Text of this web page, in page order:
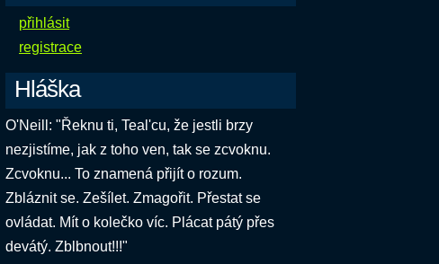
přihlásit
registrace
Hláška
O'Neill: "Řeknu ti, Teal'cu, že jestli brzy
nezjistíme, jak z toho ven, tak se zcvoknu.
Zcvoknu... To znamená přijít o rozum.
Zbláznit se. Zešílet. Zmagořit. Přestat se
ovládat. Mít o kolečko víc. Plácat pátý přes
devátý. Zblbnout!!!"